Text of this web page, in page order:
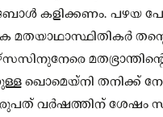
കളിക്കണം. പഴയ
മതയാഥാസ്ഥിതികർ
ഖൊമെയ്നി തനിക്ക്
ഇരുപത് വർഷത്തിന് ശേഷം